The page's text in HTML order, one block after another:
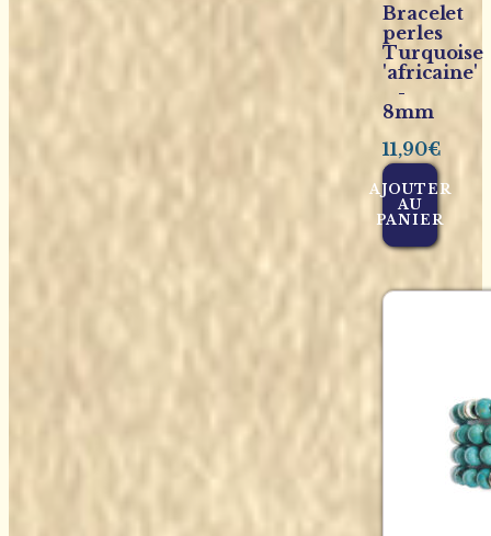
Bracelet
perles
Turquoise
'africaine'
-
8mm
11,90€
AJOUTER
AU
PANIER